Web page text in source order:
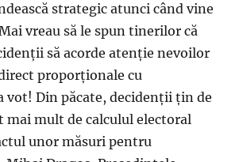
strategic atunci când vine
vreau să le spun tinerilor că
să acorde atenție nevoilor
proporționale cu
vot! Din păcate, decidenții țin de
mai mult de calculul electoral
unor măsuri pentru